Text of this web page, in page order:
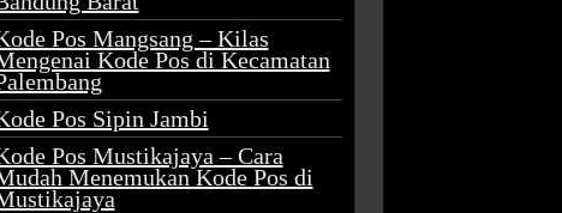
Pos Mangsang – Kilas
Kode Pos di Kecamatan
Pos Sipin Jambi
Pos Mustikajaya – Cara
Menemukan Kode Pos di